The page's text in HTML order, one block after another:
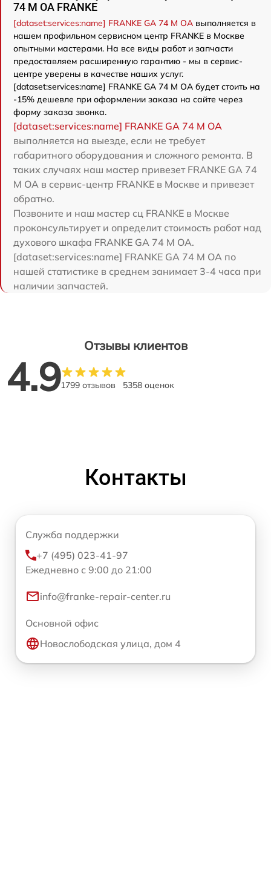
74 M OA FRANKE
[dataset:services:name] FRANKE GA 74 M OA выполняется в
нашем профильном сервисном центр FRANKE в Москве
опытными мастерами. На все виды работ и запчасти
предоставляем расширенную гарантию - мы в сервис-
центре уверены в качестве наших услуг.
[dataset:services:name] FRANKE GA 74 M OA будет стоить на
-15% дешевле при оформлении заказа на сайте через
форму заказа звонка.
[dataset:services:name] FRANKE GA 74 M OA
выполняется на выезде, если не требует
габаритного оборудования и сложного ремонта. В
таких случаях наш мастер привезет FRANKE GA 74
M OA в сервис-центр FRANKE в Москве и привезет
обратно.
Позвоните и наш мастер сц FRANKE в Москве
проконсультирует и определит стоимость работ над
духового шкафа FRANKE GA 74 M OA.
[dataset:services:name] FRANKE GA 74 M OA по
нашей статистике в среднем занимает 3-4 часа при
наличии запчастей.
Отзывы клиентов
4.91799 отзывов 5358 оценок
Контакты
Служба поддержки
+7 (495) 023-41-97
Ежедневно с 9:00 до 21:00
info@franke-repair-center.ru
Основной офис
Новослободская улица, дом 4